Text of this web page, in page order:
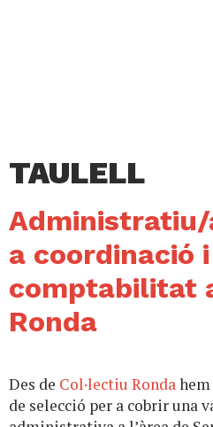
TAULELL
a coordinació i
comptabilitat
Ronda
Des de Col·lectiu Ronda
de selecció per a cobrir una